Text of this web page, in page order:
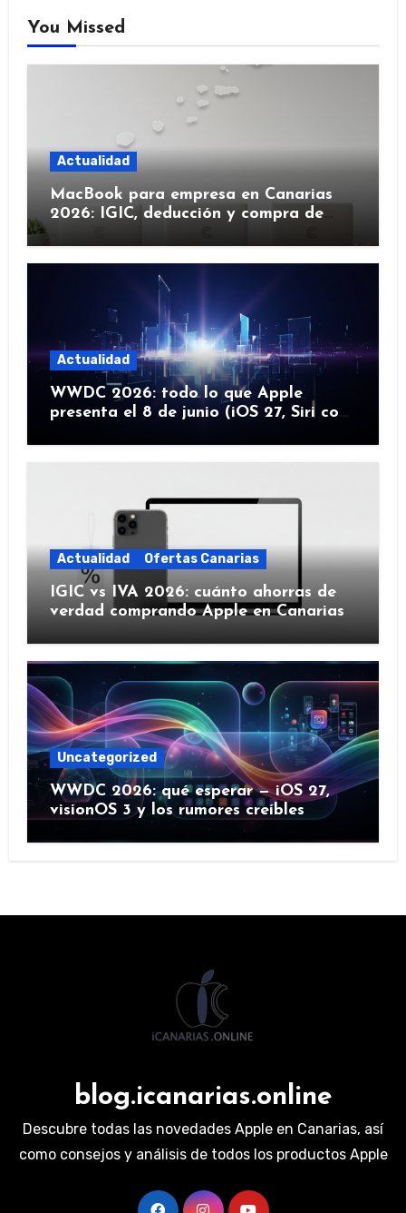
You Missed
Actualidad
MacBook para empresa en Canarias
2026: IGIC, deducción y compra de
Actualidad
WWDC 2026: todo lo que Apple
presenta el 8 de junio (iOS 27, Siri con
Actualidad Ofertas Canarias
IGIC vs IVA 2026: cuánto ahorras de
verdad comprando Apple en Canarias
Uncategorized
WWDC 2026: qué esperar — iOS 27,
visionOS 3 y los rumores creíbles
blog.icanarias.online
Descubre todas las novedades Apple en Canarias, así
como consejos y análisis de todos los productos Apple